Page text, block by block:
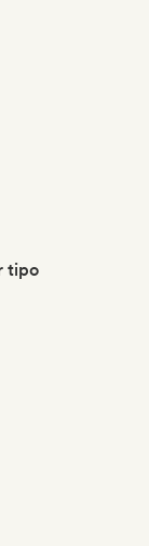
tipo